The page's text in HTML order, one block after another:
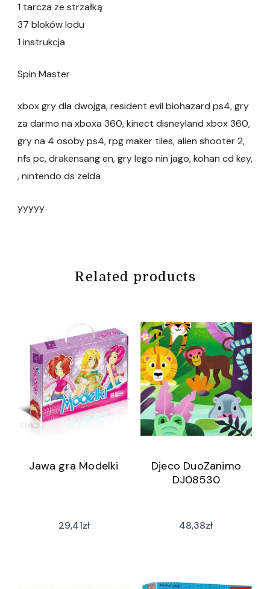
1 tarcza ze strzałką
37 bloków lodu
1 instrukcja
Spin Master
xbox gry dla dwojga, resident evil biohazard ps4, gry
za darmo na xboxa 360, kinect disneyland xbox 360,
gry na 4 osoby ps4, rpg maker tiles, alien shooter 2,
nfs pc, drakensang en, gry lego nin jago, kohan cd key,
, nintendo ds zelda
yyyyy
Related products
Jawa gra Modelki
29,41zł
Djeco DuoZanimo
DJ08530
48,38zł